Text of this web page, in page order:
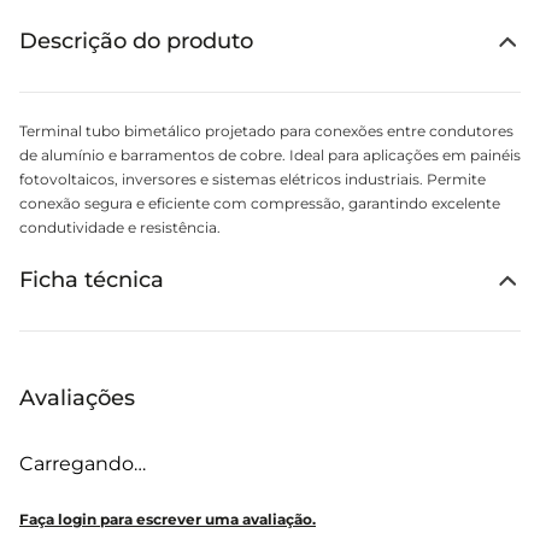
Descrição do produto
Terminal tubo bimetálico projetado para conexões entre condutores
de alumínio e barramentos de cobre. Ideal para aplicações em painéis
fotovoltaicos, inversores e sistemas elétricos industriais. Permite
conexão segura e eficiente com compressão, garantindo excelente
condutividade e resistência.
Ficha técnica
Avaliações
Carregando…
Faça login para escrever uma avaliação.